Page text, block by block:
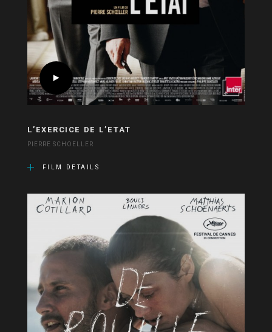
L’EXERCICE DE L’ETAT
PIERRE SCHOELLER
FILM DETAILS